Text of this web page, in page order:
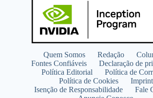
Quem Somos Redação
Fontes Confiáveis
Declaração de
Política Editorial
Política de
Política de Cookies
Imprint
Isenção de Responsabilidade
Fale